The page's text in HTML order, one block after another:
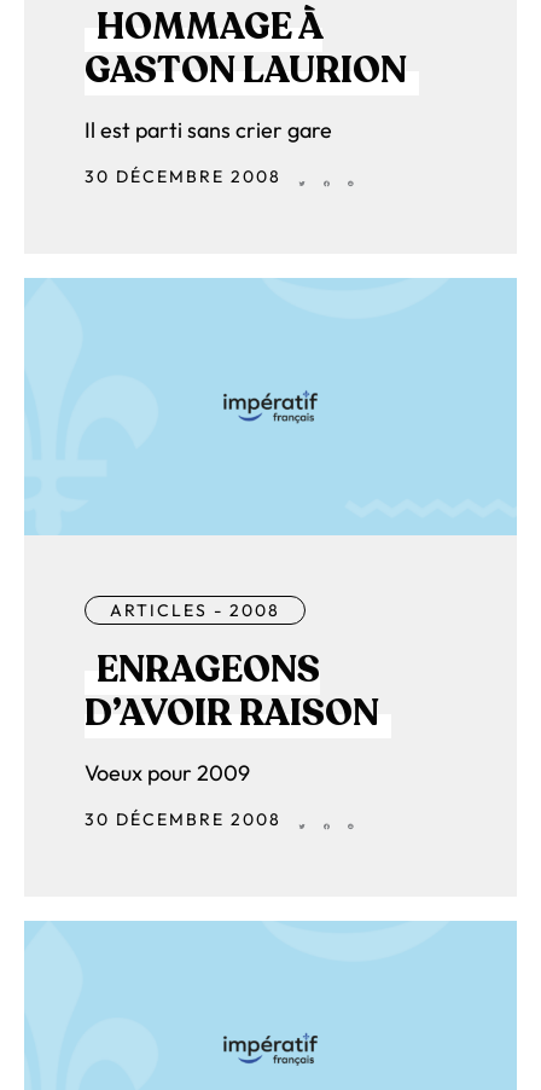
HOMMAGE À
GASTON LAURION
Il est parti sans crier gare
30 DÉCEMBRE 2008
ARTICLES - 2008
ENRAGEONS
D’AVOIR RAISON
Voeux pour 2009
30 DÉCEMBRE 2008